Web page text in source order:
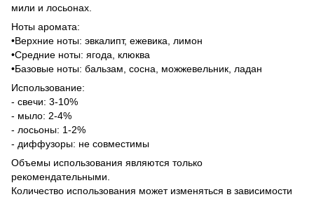
мили и лосьонах.
Ноты аромата:
•Верхние ноты: эвкалипт, ежевика, лимон
•Средние ноты: ягода, клюква
•Базовые ноты: бальзам, сосна, можжевельник, ладан
Использование:
- свечи: 3-10%
- мыло: 2-4%
- лосьоны: 1-2%
- диффузоры: не совместимы
Объемы использования являются только
рекомендательными.
Количество использования может изменяться в зависимости